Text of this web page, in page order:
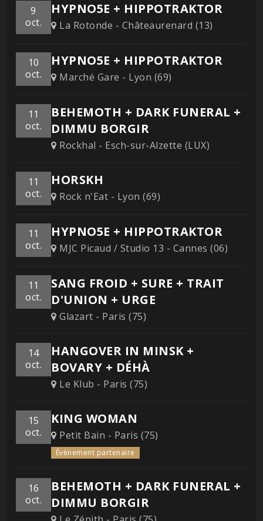
9
oct.
HYPNO5E + HIPPOTRAKTOR
La Rotonde - Châteaurenard (13)
10
oct.
HYPNO5E + HIPPOTRAKTOR
Marché Gare - Lyon (69)
11
oct.
BEHEMOTH + DARK FUNERAL +
DIMMU BORGIR
Rockhal - Esch-sur-Alzette (LUX)
11
oct.
HORSKH
Rock n'Eat - Lyon (69)
11
oct.
HYPNO5E + HIPPOTRAKTOR
MJC Picaud / Studio 13 - Cannes (06)
11
oct.
SANG FROID + SURE + TRAIT
D'UNION + URGE
Glazart - Paris (75)
14
oct.
HANGOVER IN MINSK +
BOVARY + DÉHÀ
Le Klub - Paris (75)
15
oct.
KING WOMAN
Petit Bain - Paris (75)
Évènement partenaire
16
oct.
BEHEMOTH + DARK FUNERAL +
DIMMU BORGIR